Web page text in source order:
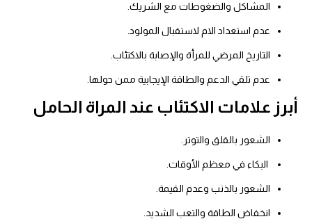
المشاكل والضغوطات مع الشريك.
عدم استعداد الام لاستقبال المولود.
التاريخ المرضي للمرأة والإصابة بالاكتئاب.
عدم تلقي الدعم والطاقة الإيجابية ممن حولها.
أبرز علامات الاكتئاب عند المراة الحامل
الشعور بالقلق والتوتر.
البكاء في معظم الأوقات.
الشعور بالذنب وعدم القيمة.
انخفاض الطاقة والتعب الشديد.